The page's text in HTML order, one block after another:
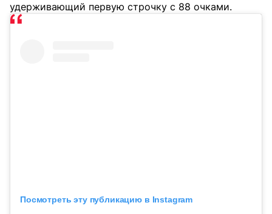
удерживающий первую строчку с 88 очками.
Посмотреть эту публикацию в Instagram